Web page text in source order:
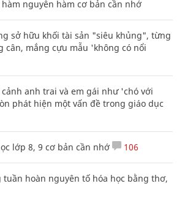
nguyên hàm cơ bản cần nhớ
sở hữu khối tài sản "siêu khủng", từng
cân, mắng cựu mẫu 'không có nổi
anh trai và em gái như 'chó với
phát hiện một vấn đề trong giáo dục
lớp 8, 9 cơ bản cần nhớ 106
tuần hoàn nguyên tố hóa học bằng thơ,